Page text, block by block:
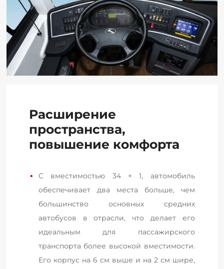
Расширение
пространства,
повышение комфорта
С вместимостью 34 + 1, автомобиль
обеспечивает два места больше, чем
большинство основных средних
автобусов в отрасли, что делает его
идеальным для пассажирского
транспорта более высокой вместимости.
Его корпус на 6 см выше и на 2 см шире,